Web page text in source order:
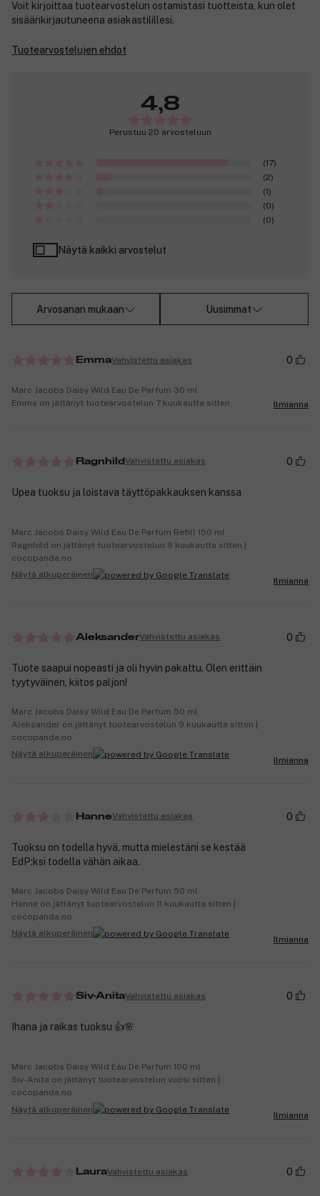
Voit kirjoittaa tuotearvostelun ostamistasi tuotteista, kun olet
sisäänkirjautuneena asiakastilillesi.
Tuotearvostelujen ehdot
4,8
Perustuu 20 arvosteluun
(17)
(2)
(1)
(0)
(0)
Näytä kaikki arvostelut
Arvosanan mukaan Uusimmat
EmmaVahvistettu asiakas 0
Marc Jacobs Daisy Wild Eau De Parfum 30 ml
Emma on jättänyt tuotearvostelun 7 kuukautta sitten
Ilmianna
Ragnhild Vahvistettu asiakas 0
Upea tuoksu ja loistava täyttöpakkauksen kanssa
Marc Jacobs Daisy Wild Eau De Parfum Refill 150 ml
Ragnhild on jättänyt tuotearvostelun 9 kuukautta sitten |
cocopanda.no
Näytä alkuperäinen
Ilmianna
AleksanderVahvistettu asiakas 0
Tuote saapui nopeasti ja oli hyvin pakattu. Olen erittäin
tyytyväinen, kiitos paljon!
Marc Jacobs Daisy Wild Eau De Parfum 50 ml
Aleksander on jättänyt tuotearvostelun 9 kuukautta sitten |
cocopanda.no
Näytä alkuperäinen
Ilmianna
HanneVahvistettu asiakas 0
Tuoksu on todella hyvä, mutta mielestäni se kestää
EdP:ksi todella vähän aikaa.
Marc Jacobs Daisy Wild Eau De Parfum 50 ml
Hanne on jättänyt tuotearvostelun 11 kuukautta sitten |
cocopanda.no
Näytä alkuperäinen
Ilmianna
Siv-AnitaVahvistettu asiakas 0
Ihana ja raikas tuoksu 👍🌸
Marc Jacobs Daisy Wild Eau De Parfum 100 ml
Siv-Anita on jättänyt tuotearvostelun vuosi sitten |
cocopanda.no
Näytä alkuperäinen
Ilmianna
LauraVahvistettu asiakas 0